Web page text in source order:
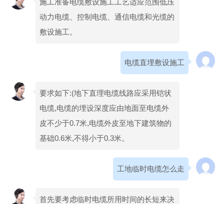
动力电缆、控制电缆、通信电缆和光缆的
敷设施工。
电缆直埋敷设施工
要求如下:(地下直理电缆线路应采用铠状
电缆,电缆的埋设深度应由地面至电缆外
皮不少于0.7米,电缆外皮至地下建筑物的
基础0.6米,不得小于0.3米。
工地临时电缆怎么走
首先要考虑临时电缆所用时间的长短来决